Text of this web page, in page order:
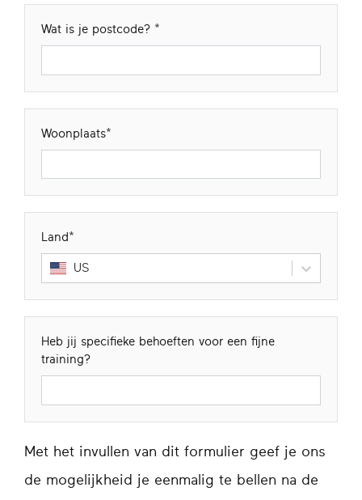
Wat is je postcode?
Woonplaats
Land
US
Heb jij specifieke behoeften voor een fijne
training?
Met het invullen van dit formulier geef je ons
de mogelijkheid je eenmalig te bellen na de